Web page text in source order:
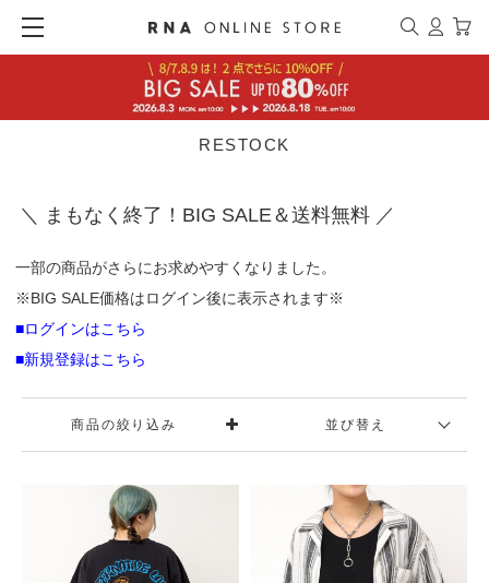
RESTOCK
＼ まもなく終了！BIG SALE＆送料無料 ／
一部の商品がさらにお求めやすくなりました。
※BIG SALE価格はログイン後に表示されます※
■ログインはこちら
■新規登録はこちら
商品の絞り込み 並び替え